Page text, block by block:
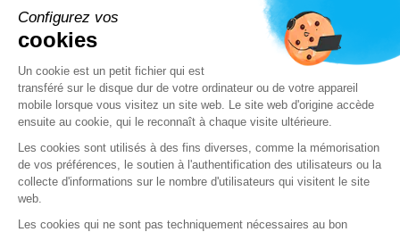
Envoyez votre demande
Suivez-nous
Configurez vos
cookies
Un cookie est un petit fichier qui est
transféré sur le disque dur de votre ordinateur ou de votre appareil
mobile lorsque vous visitez un site web. Le site web d'origine accède
ensuite au cookie, qui le reconnaît à chaque visite ultérieure.
Les cookies sont utilisés à des fins diverses, comme la mémorisation
de vos préférences, le soutien à l'authentification des utilisateurs ou la
collecte d'informations sur le nombre d'utilisateurs qui visitent le site
web.
Les cookies qui ne sont pas techniquement nécessaires au bon